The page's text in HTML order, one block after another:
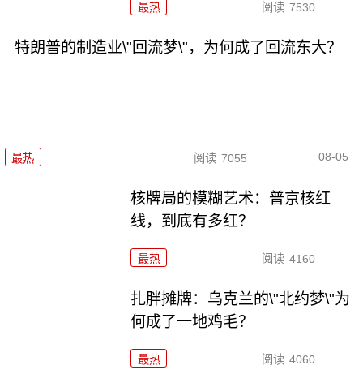
最热 阅读 7530
特朗普的制造业\"回流梦\"，为何成了回流东大？
最热 阅读 7055 08-05
核牌局的模糊艺术：普京核红
线，到底有多红？
最热 阅读 4160
扎胖摊牌：乌克兰的\"北约梦\"为
何成了一地鸡毛？
最热 阅读 4060